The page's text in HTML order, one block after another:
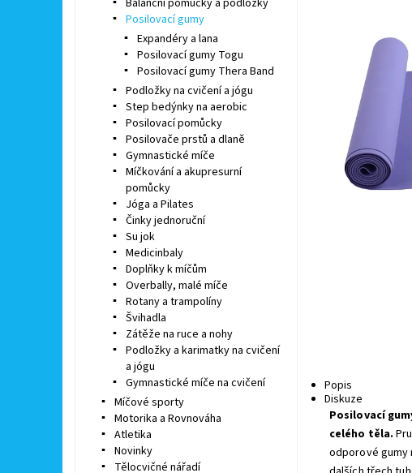
Popis
Diskuze
Posilovací
celého těla.
odporové gumy
Balanční pomůcky a podložky
Posilovací gumy
Expandéry a lana
Posilovací gumy Togu
Posilovací gumy Thera Band
Podložky na cvičení a jógu
Step bedýnky na aerobic
Posilovací pomůcky
Posilovače prstů a dlaně
Gymnastické míče
Míčkování a akupresurní
pomůcky
Jóga a Pilates
Činky jednoruční
Su jok
Medicinbaly
Doplňky k míčům
Overbally, malé míče
Rotany a trampolíny
Švihadla
Zátěže na ruce a nohy
Podložky a karimatky na cvičení
a jógu
Gymnastické míče na cvičení
Míčové sporty
Motorika a Rovnováha
Atletika
Novinky
Tělocvičné nářadí